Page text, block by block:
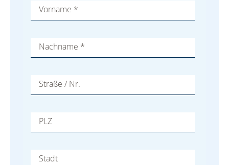
Vorname *
Nachname *
Straße / Nr.
PLZ
Stadt